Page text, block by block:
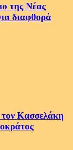
της Νέας
διαφθορά
Κασσελάκη